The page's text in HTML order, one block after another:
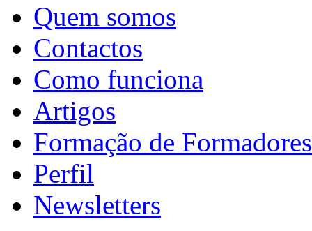
Quem somos
Contactos
Como funciona
Artigos
Formação de Formadores
Perfil
Newsletters